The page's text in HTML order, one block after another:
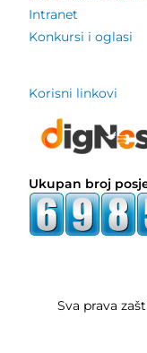
Intranet
Konkursi i oglasi
Korisni linkovi
Ukupan broj
Sva prava